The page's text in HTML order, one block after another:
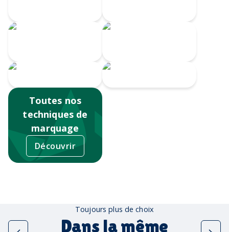
Toutes nos
techniques de
marquage
Découvrir
Toujours plus de choix
Dans la même